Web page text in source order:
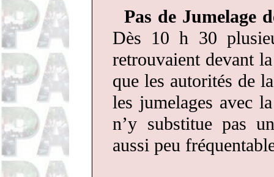
Pas de Jumelage
Dès 10 h 30
retrouvaient devant
que les autorités de
les jumelages avec
n’y substitue pas
aussi peu